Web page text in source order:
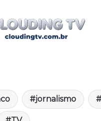
jornalismo